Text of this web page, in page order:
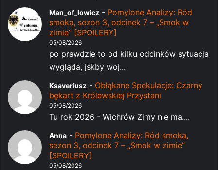
Man_of_lowicz - Pomylone Analizy: Ród
smoka, sezon 3, odcinek 7 – „Smok w
zimie” [SPOILERY]
05/08/2026
po prawdzie to od kilku odcinków sytuacja
wygląda, jskby woj...
Ksaveriusz - Obłąkane Spekulacje: Czarny
bękart z Królewskiej Przystani
05/08/2026
Tu rok 2026 - Wichrów Zimy nie ma....
Anna - Pomylone Analizy: Ród smoka,
sezon 3, odcinek 7 – „Smok w zimie”
[SPOILERY]
05/08/2026